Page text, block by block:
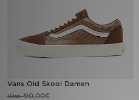
Vans Old Skool Damen
War90,00€
Geschenkkarte